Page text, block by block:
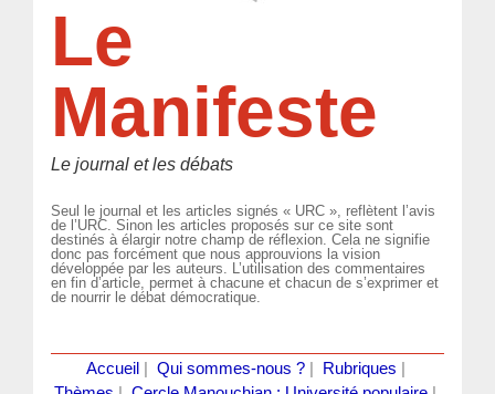
Le
Manifeste
Le journal et les débats
Seul le journal et les articles signés « URC », reflètent l’avis
de l’URC. Sinon les articles proposés sur ce site sont
destinés à élargir notre champ de réflexion. Cela ne signifie
donc pas forcément que nous approuvions la vision
développée par les auteurs. L’utilisation des commentaires
en fin d’article, permet à chacune et chacun de s’exprimer et
de nourrir le débat démocratique.
Accueil Qui sommes-nous ?| Rubriques